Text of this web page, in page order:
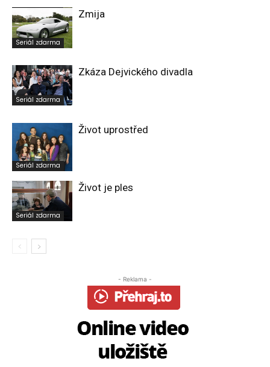
Seriál zdarma
Zmija
Seriál zdarma
Zkáza Dejvického divadla
Seriál zdarma
Život uprostřed
Seriál zdarma
Život je ples
- Reklama -